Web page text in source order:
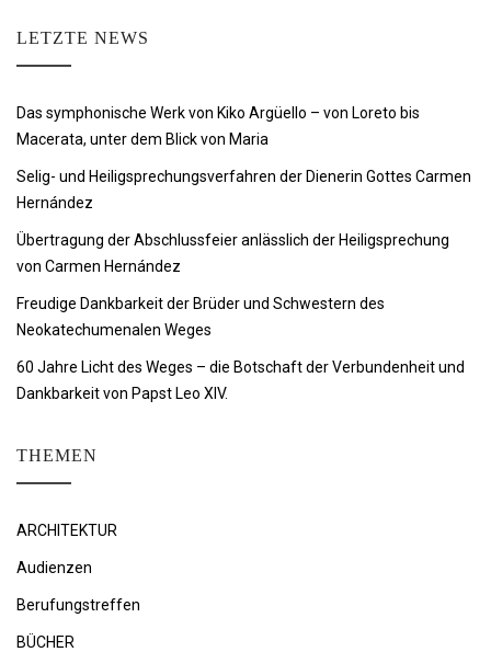
LETZTE NEWS
Das symphonische Werk von Kiko Argüello – von Loreto bis
Macerata, unter dem Blick von Maria
Selig- und Heiligsprechungsverfahren der Dienerin Gottes Carmen
Hernández
Übertragung der Abschlussfeier anlässlich der Heiligsprechung
von Carmen Hernández
Freudige Dankbarkeit der Brüder und Schwestern des
Neokatechumenalen Weges
60 Jahre Licht des Weges – die Botschaft der Verbundenheit und
Dankbarkeit von Papst Leo XIV.
THEMEN
ARCHITEKTUR
Audienzen
Berufungstreffen
BÜCHER